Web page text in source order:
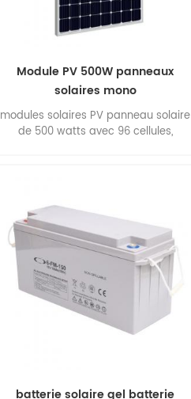
Module PV 500W panneaux
solaires mono
modules solaires PV panneau solaire
de 500 watts avec 96 cellules,
batterie solaire gel batterie